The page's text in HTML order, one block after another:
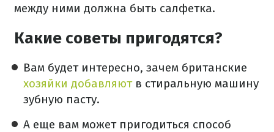
между ними должна быть салфетка.
Какие советы пригодятся?
Вам будет интересно, зачем британские
хозяйки добавляютв стиральную машину
зубную пасту.
А еще вам может пригодиться способ